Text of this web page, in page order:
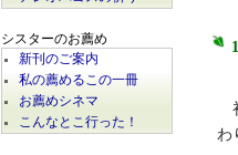
シスターのお薦め
新刊のご案内
私の薦めるこの一冊
お薦めシネマ
こんなとこ行った！
わ